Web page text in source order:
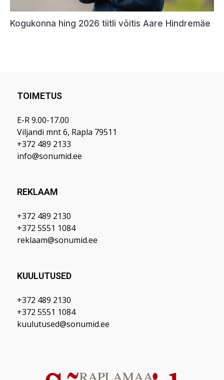
TOIMETUS
E-R 9.00-17.00
Viljandi mnt 6, Rapla 79511
+372 489 2133
info@sonumid.ee
REKLAAM
+372 489 2130
+372 5551 1084
reklaam@sonumid.ee
KUULUTUSED
+372 489 2130
+372 5551 1084
kuulutused@sonumid.ee